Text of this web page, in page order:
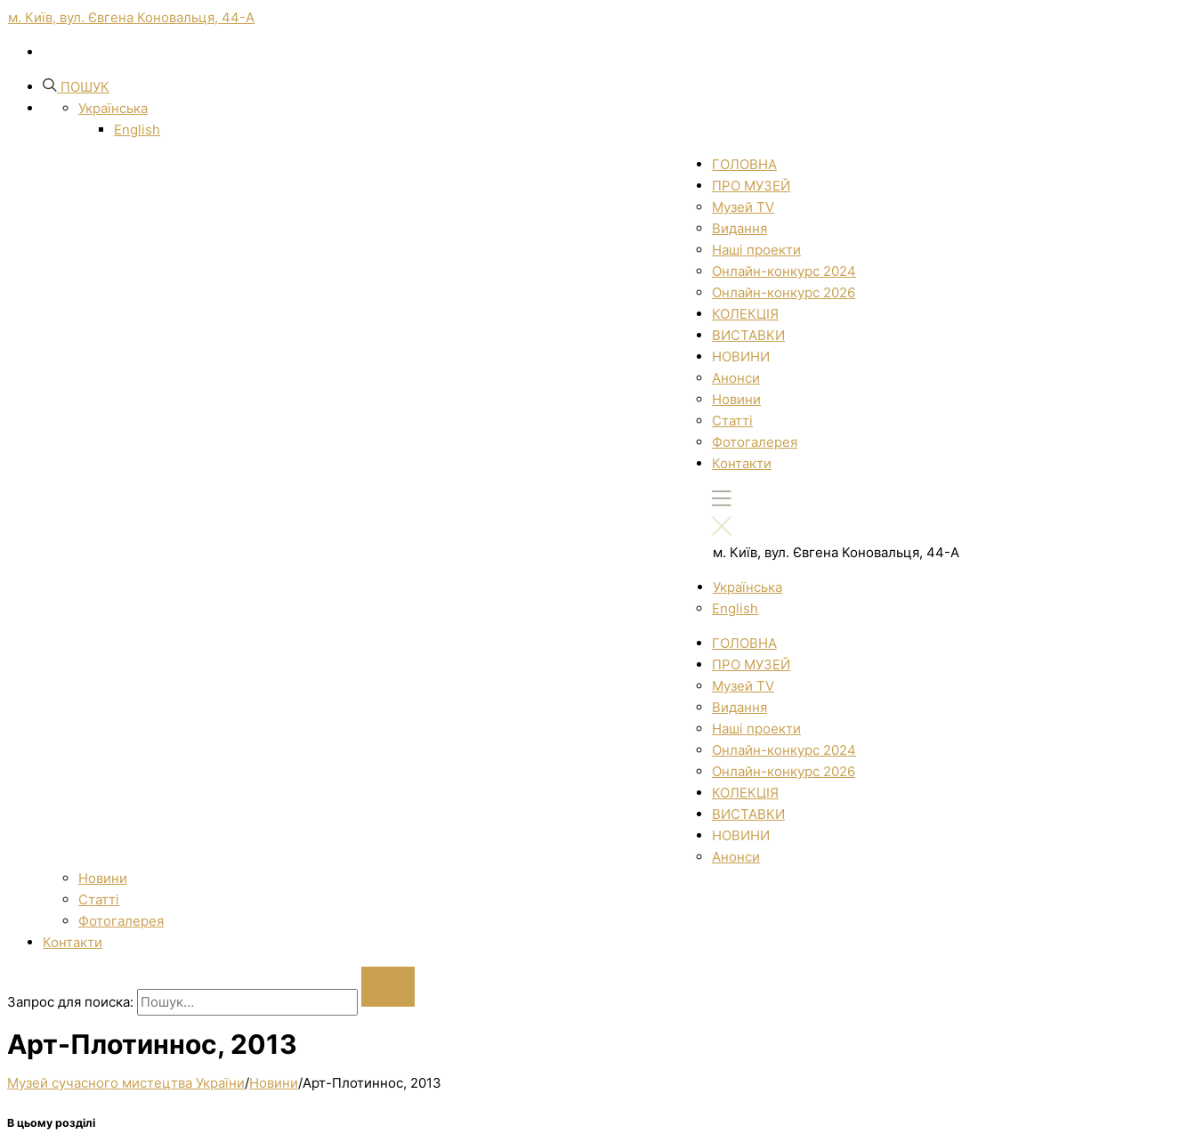
м. Київ, вул. Євгена Коновальця, 44-А
ПОШУК
Українська
English
ГОЛОВНА
ПРО МУЗЕЙ
Музей TV
Видання
Наші проекти
Онлайн-конкурс 2024
Онлайн-конкурс 2026
КОЛЕКЦІЯ
ВИСТАВКИ
НОВИНИ
Анонси
Новини
Статті
Фотогалерея
Контакти
м. Київ, вул. Євгена Коновальця, 44-А
Українська
English
ГОЛОВНА
ПРО МУЗЕЙ
Музей TV
Видання
Наші проекти
Онлайн-конкурс 2024
Онлайн-конкурс 2026
КОЛЕКЦІЯ
ВИСТАВКИ
НОВИНИ
Анонси
Новини
Статті
Фотогалерея
Контакти
Запрос для поиска:
Арт-Плотиннос, 2013
Музей сучасного мистецтва України/Новини/Арт-Плотиннос, 2013
В цьому розділі